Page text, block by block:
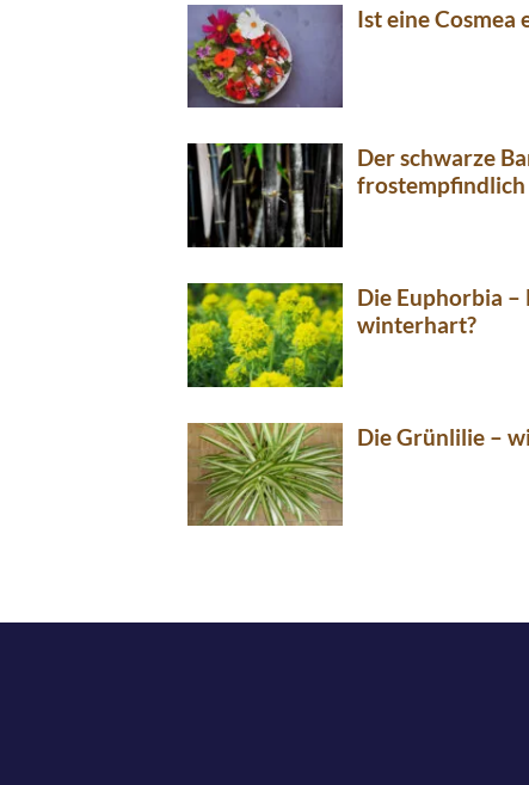
Ist eine Cosmea
Der schwarze
frostempfindlich
Die Euphorbia
winterhart?
Die Grünlilie –